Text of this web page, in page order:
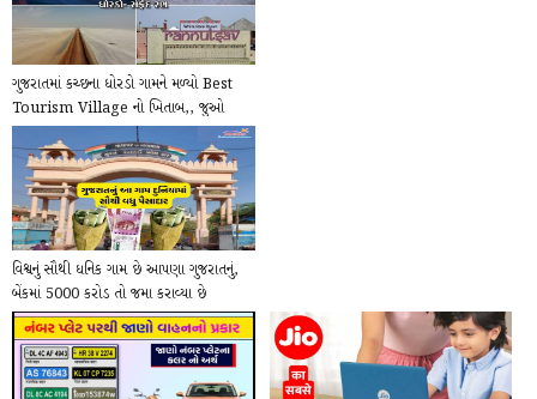
ગુજરાતમાં કચ્છના ધોરડો ગામને મળ્યો Best
Tourism Village નો ખિતાબ,, જુઓ
તસવીરો કે...
વિશ્વનું સૌથી ધનિક ગામ છે આપણા ગુજરાતનું,
બેંકમાં 5000 કરોડ તો જમા કરાવ્યા છે